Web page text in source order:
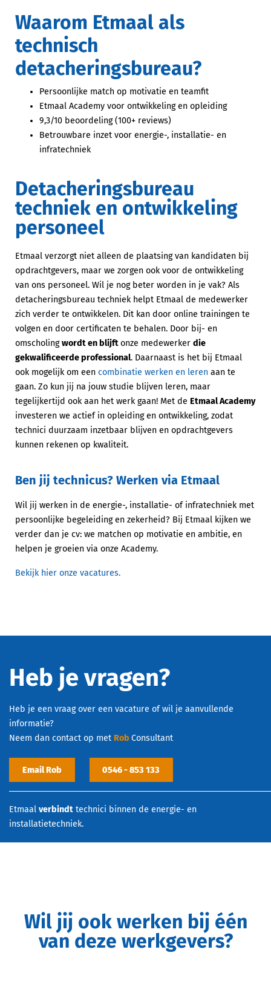
Waarom Etmaal als
technisch
detacheringsbureau?
Persoonlijke match op motivatie en teamfit
Etmaal Academy voor ontwikkeling en opleiding
9,3/10 beoordeling (100+ reviews)
Betrouwbare inzet voor energie-, installatie- en
infratechniek
Detacheringsbureau
techniek en ontwikkeling
personeel
Etmaal verzorgt niet alleen de plaatsing van kandidaten bij
opdrachtgevers, maar we zorgen ook voor de ontwikkeling
van ons personeel. Wil je nog beter worden in je vak? Als
detacheringsbureau techniek helpt Etmaal de medewerker
zich verder te ontwikkelen. Dit kan door online trainingen te
volgen en door certificaten te behalen. Door bij- en
omscholingwordt en blijftonze medewerker die
gekwalificeerde professional. Daarnaast is het bij Etmaal
ook mogelijk om een combinatie werken en leren aan te
gaan. Zo kun jij na jouw studie blijven leren, maar
tegelijkertijd ook aan het werk gaan! Met de Etmaal Academy
investeren we actief in opleiding en ontwikkeling, zodat
technici duurzaam inzetbaar blijven en opdrachtgevers
kunnen rekenen op kwaliteit.
Ben jij technicus? Werken via Etmaal
Wil jij werken in de energie-, installatie- of infratechniek met
persoonlijke begeleiding en zekerheid? Bij Etmaal kijken we
verder dan je cv: we matchen op motivatie en ambitie, en
helpen je groeien via onze Academy.
Bekijk hier onze vacatures.
Heb je vragen?
Heb je een vraag over een vacature of wil je aanvullende
informatie?
Neem dan contact op met Rob Consultant
Email Rob 0546 - 853 133
Etmaal verbindt technici binnen de energie- en
installatietechniek.
Wil jij ook werken bij één
van deze werkgevers?